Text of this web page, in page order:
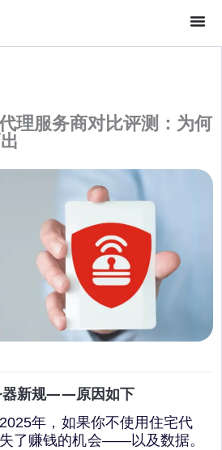
理服务商对比评测：为何
器新规——原因如下
年，如果你不使用住宅代
了赚钱的机会——以及数据。